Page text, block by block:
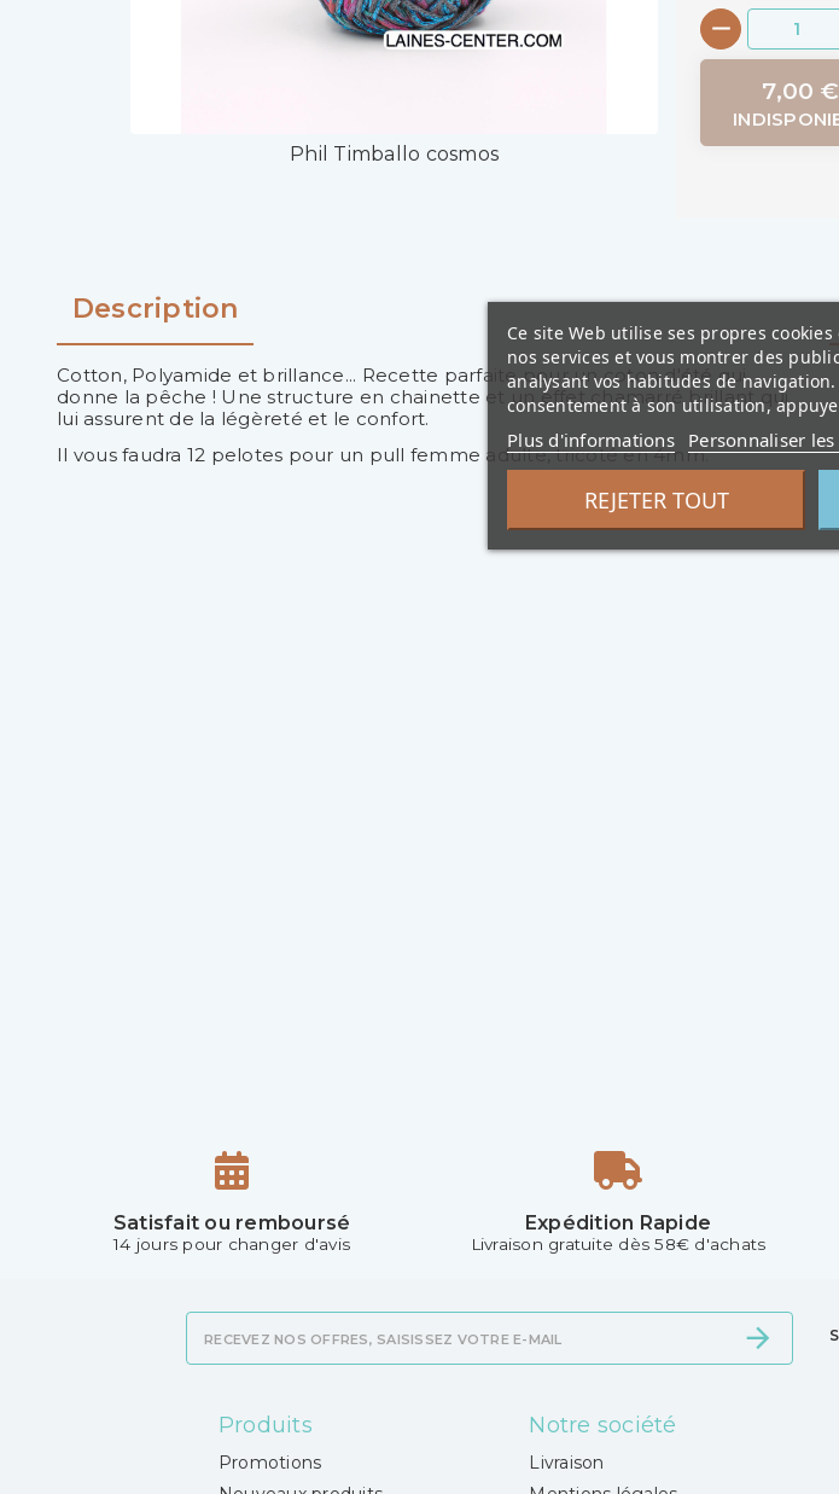
Phil Timballo cosmos
7,00 €
Description
Cotton, Polyamide et brillance... Recette parfaite pour un coton d'été qui
donne la pêche ! Une structure en chainette et un effet chamarré brillant qui
lui assurent de la légèreté et le confort.
Il vous faudra 12 pelotes pour un pull femme adulte, tricoté en 4mm.
Satisfait ou remboursé
14 jours pour changer d'avis
Expédition Rapide
Livraison gratuite dès 58€ d'achats
Produits
Promotions
Notre société
Livraison
Ce site Web utilise ses propres
nos services et vous montrer des
analysant vos habitudes de
consentement à son utilisation,
Plus d'informations Personnaliser
REJETER TOUT